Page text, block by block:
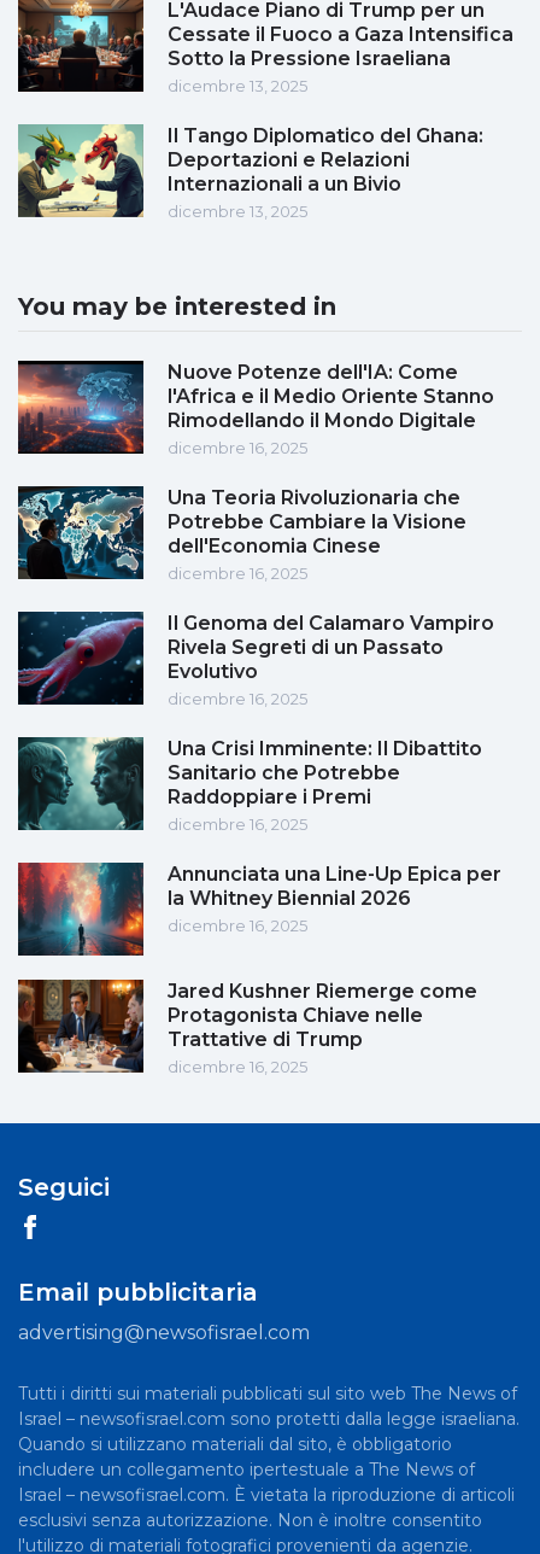
L'Audace Piano di Trump per un
Cessate il Fuoco a Gaza Intensifica
Sotto la Pressione Israeliana
dicembre 13, 2025
Il Tango Diplomatico del Ghana:
Deportazioni e Relazioni
Internazionali a un Bivio
dicembre 13, 2025
You may be interested in
Nuove Potenze dell'IA: Come
l'Africa e il Medio Oriente Stanno
Rimodellando il Mondo Digitale
dicembre 16, 2025
Una Teoria Rivoluzionaria che
Potrebbe Cambiare la Visione
dell'Economia Cinese
dicembre 16, 2025
Il Genoma del Calamaro Vampiro
Rivela Segreti di un Passato
Evolutivo
dicembre 16, 2025
Una Crisi Imminente: Il Dibattito
Sanitario che Potrebbe
Raddoppiare i Premi
dicembre 16, 2025
Annunciata una Line-Up Epica per
la Whitney Biennial 2026
dicembre 16, 2025
Jared Kushner Riemerge come
Protagonista Chiave nelle
Trattative di Trump
dicembre 16, 2025
Seguici
Email pubblicitaria
advertising@newsofisrael.com
Tutti i diritti sui materiali pubblicati sul sito web The News of
Israel – newsofisrael.com sono protetti dalla legge israeliana.
Quando si utilizzano materiali dal sito, è obbligatorio
includere un collegamento ipertestuale a The News of
Israel – newsofisrael.com. È vietata la riproduzione di articoli
esclusivi senza autorizzazione. Non è inoltre consentito
l'utilizzo di materiali fotografici provenienti da agenzie.